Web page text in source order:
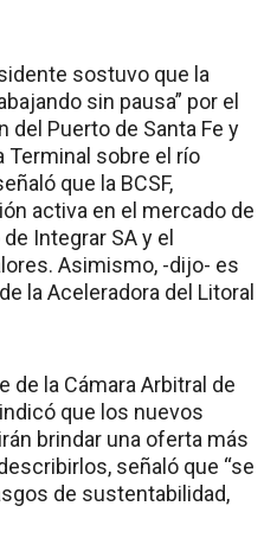
sostuvo que la
sin pausa” por el
del Puerto de Santa Fe y
sobre el río
que la BCSF,
activa en el mercado de
Integrar SA y el
Asimismo, -dijo- es
la Aceleradora del Litoral
de la Cámara Arbitral de
que los nuevos
brindar una oferta más
señaló que “se
de sustentabilidad,